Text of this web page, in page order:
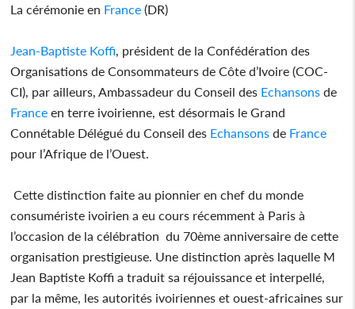
La cérémonie en France (DR)
Jean-Baptiste Koffi, président de la Confédération des
Organisations de Consommateurs de Côte d’Ivoire (COC-
CI), par ailleurs, Ambassadeur du Conseil des Echansons de
France en terre ivoirienne, est désormais le Grand
Connétable Délégué du Conseil des Echansons de France
pour l’Afrique de l’Ouest.
Cette distinction faite au pionnier en chef du monde
consumériste ivoirien a eu cours récemment à Paris à
l’occasion de la célébration du 70ème anniversaire de cette
organisation prestigieuse. Une distinction après laquelle M
Jean Baptiste Koffi a traduit sa réjouissance et interpellé,
par la même, les autorités ivoiriennes et ouest-africaines sur